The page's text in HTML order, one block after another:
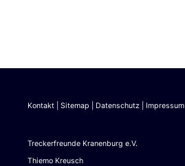
Kontakt Sitemap Datenschutz Impressum
Treckerfreunde Kranenburg e.V.
Thiemo Kreusch